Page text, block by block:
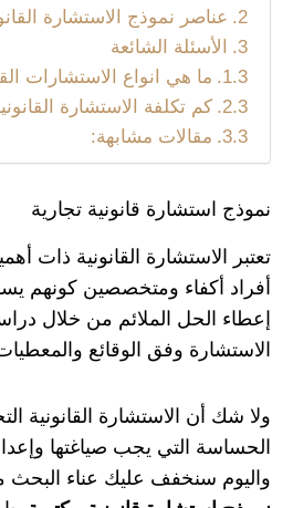
عناصر نموذج الاستشارة
الأسئلة الشائعة
ما هي انواع الاستشارات
كم تكلفة الاستشارة
مقالات مشابهة:
نموذج استشارة قانونية تجارية
تعتبر الاستشارة القانونية ذات
أفراد أكفاء ومتخصصين كونهم
إعطاء الحل الملائم من خلال
الاستشارة وفق الوقائع
ولا شك أن الاستشارة القانونية
الحساسة التي يجب صياغتها
واليوم سنخفف عليك عناء البحث